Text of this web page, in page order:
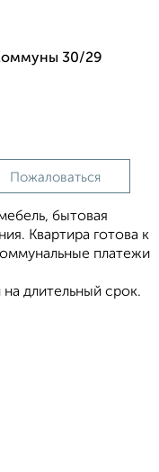
30/29
Пожаловаться
бытовая
Квартира готова к
платежи
длительный срок.